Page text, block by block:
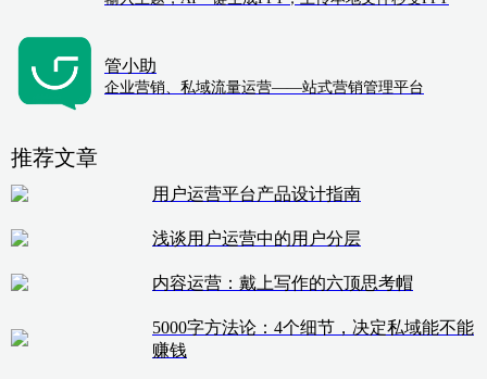
管小助
企业营销、私域流量运营——站式营销管理平台
推荐文章
用户运营平台产品设计指南
浅谈用户运营中的用户分层
内容运营：戴上写作的六顶思考帽
5000字方法论：4个细节，决定私域能不能
赚钱